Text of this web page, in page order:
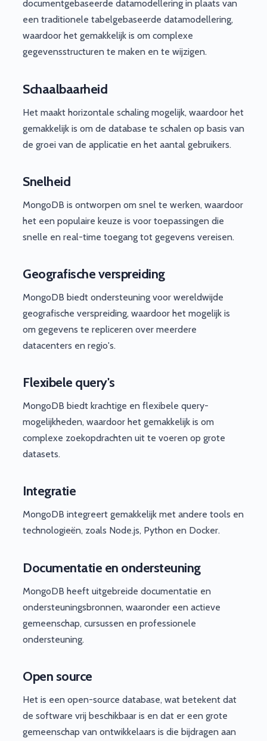
documentgebaseerde datamodellering in plaats van
een traditionele tabelgebaseerde datamodellering,
waardoor het gemakkelijk is om complexe
gegevensstructuren te maken en te wijzigen.
Schaalbaarheid
Het maakt horizontale schaling mogelijk, waardoor het
gemakkelijk is om de database te schalen op basis van
de groei van de applicatie en het aantal gebruikers.
Snelheid
MongoDB is ontworpen om snel te werken, waardoor
het een populaire keuze is voor toepassingen die
snelle en real-time toegang tot gegevens vereisen.
Geografische verspreiding
MongoDB biedt ondersteuning voor wereldwijde
geografische verspreiding, waardoor het mogelijk is
om gegevens te repliceren over meerdere
datacenters en regio's.
Flexibele query's
MongoDB biedt krachtige en flexibele query-
mogelijkheden, waardoor het gemakkelijk is om
complexe zoekopdrachten uit te voeren op grote
datasets.
Integratie
MongoDB integreert gemakkelijk met andere tools en
technologieën, zoals Node.js, Python en Docker.
Documentatie en ondersteuning
MongoDB heeft uitgebreide documentatie en
ondersteuningsbronnen, waaronder een actieve
gemeenschap, cursussen en professionele
ondersteuning.
Open source
Het is een open-source database, wat betekent dat
de software vrij beschikbaar is en dat er een grote
gemeenschap van ontwikkelaars is die bijdragen aan